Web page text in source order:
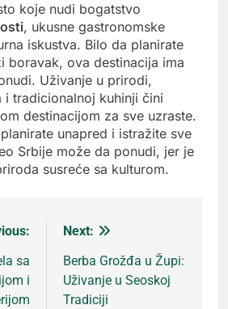
koje nudi bogatstvo
, ukusne gastronomske
iskustva. Bilo da planirate
boravak, ova destinacija ima
Uživanje u prirodi,
i tradicionalnoj kuhinji čini
destinacijom za sve uzraste.
unapred i istražite sve
Srbije može da ponudi, jer je
susreće sa kulturom.
sa
i
Next:
Berba Grožđa u Župi:
Uživanje u Seoskoj
Tradiciji